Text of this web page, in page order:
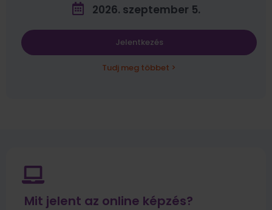
2026. szeptember 5.
Jelentkezés
Tudj meg többet >
Mit jelent az online képzés?